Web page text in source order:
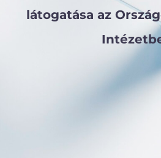
látogatása az